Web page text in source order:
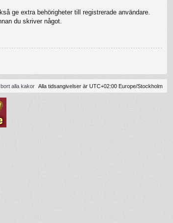
ge extra behörigheter till registrerade användare.
du skriver något.
Alla tidsangivelser är UTC+02:00 Europe/Stockholm
alla kakor